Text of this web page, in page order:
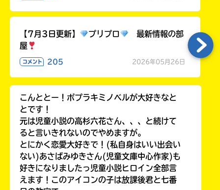
【7月3日更新】 プリプロ
最新情報の部
屋
コメント 205 2026年05月26日
こんととー！ポプラキミノベルが大好きなと
とです！
元は児童小説の高杉六花さん、、、と続けて
ると言いきれないのでやめますが。
とにかく恋愛大好きで！(私自身はいい出会い
ない)あさばみゆきさん(児童文庫中心作家)も
好きになりましたっ児童小説ヒロイン全部言
えます！このアイコンの子は放課後君と七番